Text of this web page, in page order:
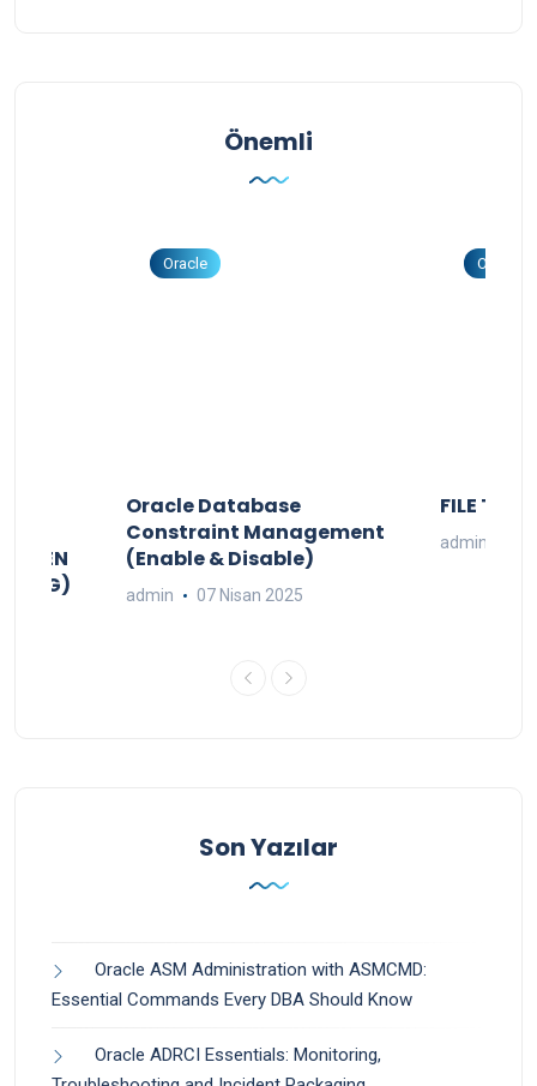
Önemli
JPG)
Oracle
Oracle Database
Constraint Management
(Enable & Disable)
admin 07 Nisan 2025
Oracle
FILE TO
admin
Son Yazılar
Oracle ASM Administration with ASMCMD:
Essential Commands Every DBA Should Know
Oracle ADRCI Essentials: Monitoring,